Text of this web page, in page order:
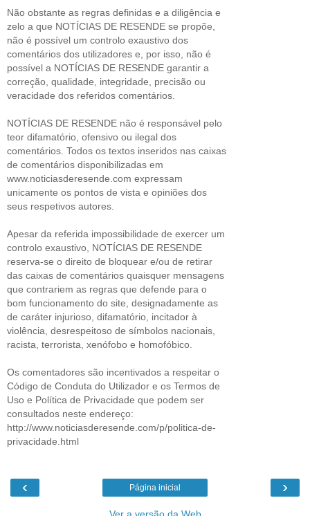
Não obstante as regras definidas e a diligência e
zelo a que NOTÍCIAS DE RESENDE se propõe,
não é possível um controlo exaustivo dos
comentários dos utilizadores e, por isso, não é
possível a NOTÍCIAS DE RESENDE garantir a
correção, qualidade, integridade, precisão ou
veracidade dos referidos comentários.
NOTÍCIAS DE RESENDE não é responsável pelo
teor difamatório, ofensivo ou ilegal dos
comentários. Todos os textos inseridos nas caixas
de comentários disponibilizadas em
www.noticiasderesende.com expressam
unicamente os pontos de vista e opiniões dos
seus respetivos autores.
Apesar da referida impossibilidade de exercer um
controlo exaustivo, NOTÍCIAS DE RESENDE
reserva-se o direito de bloquear e/ou de retirar
das caixas de comentários quaisquer mensagens
que contrariem as regras que defende para o
bom funcionamento do site, designadamente as
de caráter injurioso, difamatório, incitador à
violência, desrespeitoso de símbolos nacionais,
racista, terrorista, xenófobo e homofóbico.
Os comentadores são incentivados a respeitar o
Código de Conduta do Utilizador e os Termos de
Uso e Política de Privacidade que podem ser
consultados neste endereço:
http://www.noticiasderesende.com/p/politica-de-
privacidade.html
‹ ›
Página inicial